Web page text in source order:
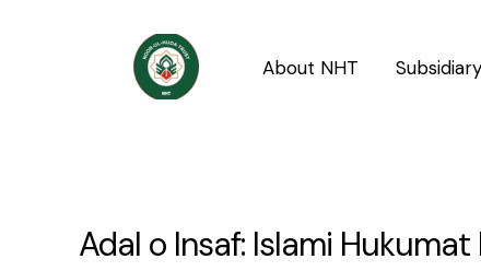
About NHT
Adal o Insaf: Islami
navigation